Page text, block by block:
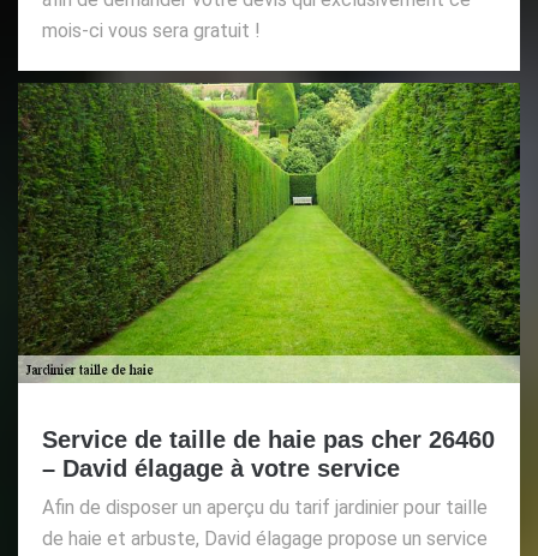
mois-ci vous sera gratuit !
Service de taille de haie pas cher 26460
– David élagage à votre service
Afin de disposer un aperçu du tarif jardinier pour taille
de haie et arbuste, David élagage propose un service